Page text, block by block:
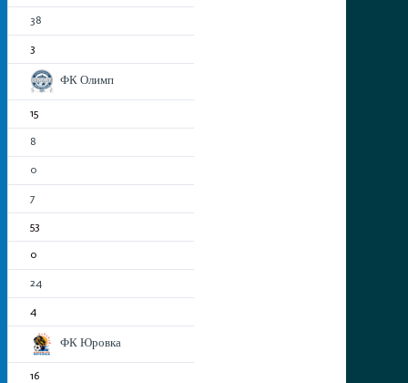
38
3
ФК Олимп
15
8
0
7
53
0
24
4
ФК Юровка
16